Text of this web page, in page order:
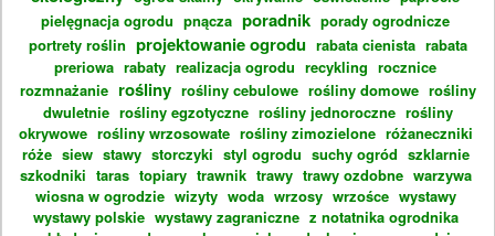
pielęgnacja ogrodu pnącza poradnik porady ogrodnicze
portrety roślin projektowanie ogrodu rabata cienista rabata
preriowa rabaty realizacja ogrodu recykling rocznice
rozmnażanie rośliny rośliny cebulowe rośliny domowe rośliny
dwuletnie rośliny egzotyczne rośliny jednoroczne rośliny
okrywowe rośliny wrzosowate rośliny zimozielone różaneczniki
róże siew stawy storczyki styl ogrodu suchy ogród szklarnie
szkodniki taras topiary trawnik trawy trawy ozdobne warzywa
wiosna w ogrodzie wizyty woda wrzosy wrzośce wystawy
wystawy polskie wystawy zagraniczne z notatnika ogrodnika